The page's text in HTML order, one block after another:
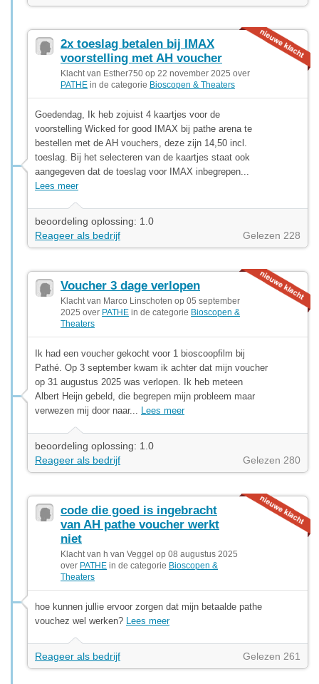
2x toeslag betalen bij IMAX
voorstelling met AH voucher
Klacht van Esther750 op 22 november 2025 over
PATHE in de categorie Bioscopen & Theaters
Goedendag, Ik heb zojuist 4 kaartjes voor de
voorstelling Wicked for good IMAX bij pathe arena te
bestellen met de AH vouchers, deze zijn 14,50 incl.
toeslag. Bij het selecteren van de kaartjes staat ook
aangegeven dat de toeslag voor IMAX inbegrepen...
Lees meer
beoordeling oplossing: 1.0
Reageer als bedrijf
Gelezen 228
Voucher 3 dage verlopen
Klacht van Marco Linschoten op 05 september
2025 over PATHE in de categorie Bioscopen &
Theaters
Ik had een voucher gekocht voor 1 bioscoopfilm bij
Pathé. Op 3 september kwam ik achter dat mijn voucher
op 31 augustus 2025 was verlopen. Ik heb meteen
Albert Heijn gebeld, die begrepen mijn probleem maar
verwezen mij door naar... Lees meer
beoordeling oplossing: 1.0
Reageer als bedrijf
Gelezen 280
code die goed is ingebracht
van AH pathe voucher werkt
niet
Klacht van h van Veggel op 08 augustus 2025
over PATHE in de categorie Bioscopen &
Theaters
hoe kunnen jullie ervoor zorgen dat mijn betaalde pathe
vouchez wel werken? Lees meer
Reageer als bedrijf Gelezen 261